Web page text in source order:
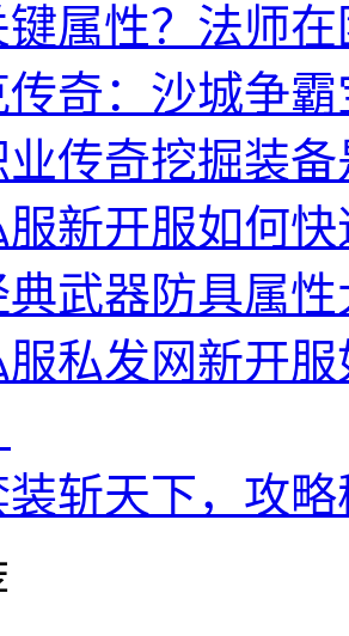
键属性？法师
奇：沙城争
业传奇挖掘装
新开服如何
武器防具属
私发网新开
斩天下，攻